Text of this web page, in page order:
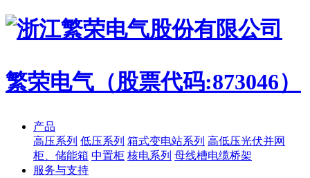
繁荣电气（股票代码:873046）
产品
高压系列 低压系列 箱式变电站系列 高低压光伏并网
柜、储能箱 中置柜 核电系列 母线槽电缆桥架
服务与支持